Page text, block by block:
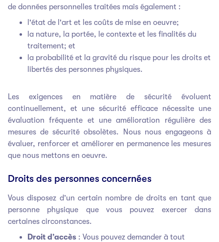
de données personnelles traitées mais également :
l'état de l'art et les coûts de mise en oeuvre;
la nature, la portée, le contexte et les finalités du
traitement; et
la probabilité et la gravité du risque pour les droits et
libertés des personnes physiques.
Les exigences en matière de sécurité évoluent
continuellement, et une sécurité efficace nécessite une
évaluation fréquente et une amélioration régulière des
mesures de sécurité obsolètes. Nous nous engageons à
évaluer, renforcer et améliorer en permanence les mesures
que nous mettons en oeuvre.
Droits des personnes concernées
Vous disposez d’un certain nombre de droits en tant que
personne physique que vous pouvez exercer dans
certaines circonstances.
Droit d’accès : Vous pouvez demander à tout